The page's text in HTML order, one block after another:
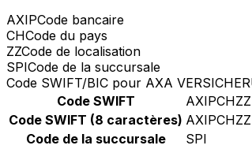
AXIPCode bancaire
CHCode du pays
ZZCode de localisation
SPICode de la succursale
Code SWIFT/BIC pour AXA
Code SWIFT
Code SWIFT (8 caractères) AXIPCHZZ
Code de la succursale
SPI